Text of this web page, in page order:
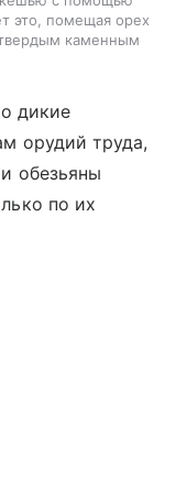
это, помещая орех
каменным
дикие
орудий труда,
обезьяны
по их